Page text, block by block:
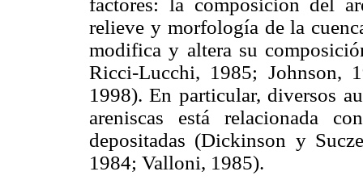
factores: la composición del
relieve y morfología de la
modifica y altera su
Ricci-Lucchi, 1985; Johnson,
1998). En particular, diversos
areniscas está relacionada
depositadas (Dickinson y
1984; Valloni, 1985).